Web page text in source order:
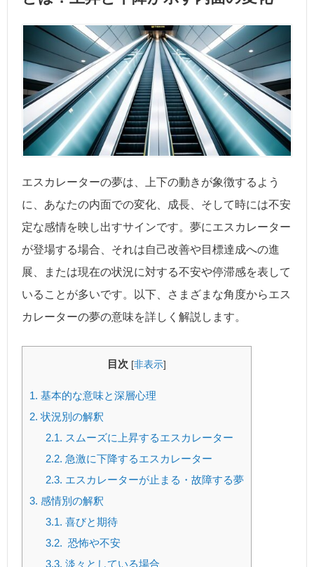
エスカレーターの夢は、上下の動きが象徴するよう
に、あなたの内面での変化、成長、そして時には不安
定な感情を映し出すサインです。夢にエスカレーター
が登場する場合、それは自己改善や目標達成への進
展、または現在の状況に対する不安や停滞感を表して
いることが多いです。以下、さまざまな角度からエス
カレーターの夢の意味を詳しく解説します。
目次 [非表示]
1. 基本的な意味と深層心理
2. 状況別の解釈
2.1. スムーズに上昇するエスカレーター
2.2. 急激に下降するエスカレーター
2.3. エスカレーターが止まる・故障する夢
3. 感情別の解釈
3.1. 喜びと期待
3.2. 恐怖や不安
3.3. 淡々としている場合